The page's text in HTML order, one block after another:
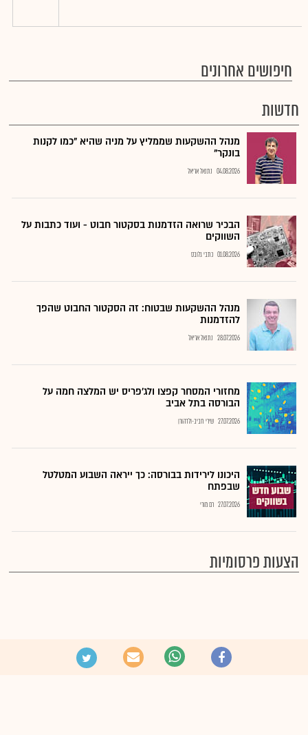
חיפושים אחרונים
חדשות
מנהל ההשקעות שממליץ על מניה שהיא "כמו לקנות
בונקר"
04.08.2026 נתנאל אריאל
הבכיר שרואה הזדמנות בסקטור חבוט - ועוד כתבות על
השווקים
01.08.2026 כתבי גלובס
מנהל ההשקעות שבטוח: זה הסקטור החבוט שהפך
להזדמנות
28.07.2026 נתנאל אריאל
מחזורי המסחר קפצו ולג'פריס יש המלצה חמה על
הבורסה בתל אביב
27.07.2026 שירי חביב-ולדהורן
היכונו לירידות בבורסה: כך ייראה השבוע המטלטל
שבפתח
27.07.2026 רם מורי
הצעות פרסומיות